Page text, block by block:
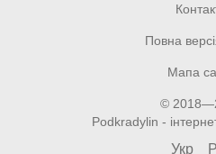
Повна
Мапа
©
Podkradylin -
Укр